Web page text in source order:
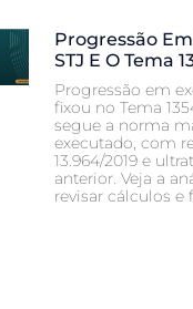
Progressão
STJ E O Tema
Progressão em
fixou no Tema
segue a norma
executado, com
13.964/2019 e
anterior. Veja a
revisar cálculos e